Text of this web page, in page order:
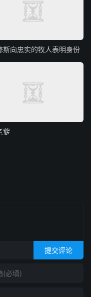
斯向忠实的牧人表明身份
爹
提交评论